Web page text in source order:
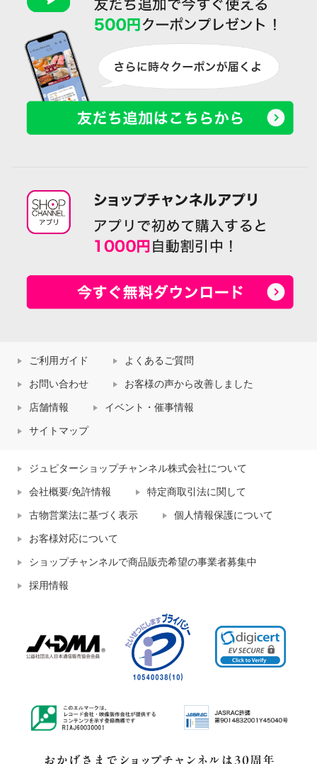
ご利用ガイド よくあるご質問
お問い合わせ お客様の声から改善しました
店舗情報 イベント・催事情報
サイトマップ
ジュピターショップチャンネル株式会社について
会社概要/免許情報 特定商取引法に関して
古物営業法に基づく表示 個人情報保護について
お客様対応について
ショップチャンネルで商品販売希望の事業者募集中
採用情報